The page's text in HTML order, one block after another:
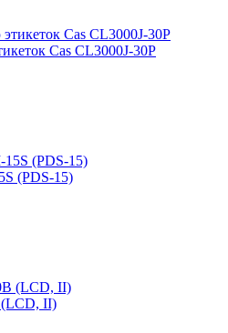
Cas CL3000J-30P
(PDS-15)
(LCD, II)